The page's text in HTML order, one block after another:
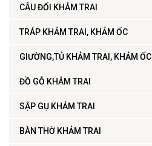
CÂU ĐỐI KHẢM TRAI
TRÁP KHẢM TRAI, KHẢM ỐC
GIƯỜNG,TỦ KHẢM TRAI, KHẢM ỐC
ĐỒ GỖ KHẢM TRAI
SẬP GỤ KHẢM TRAI
BÀN THỜ KHẢM TRAI